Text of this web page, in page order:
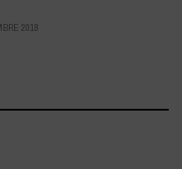
2018